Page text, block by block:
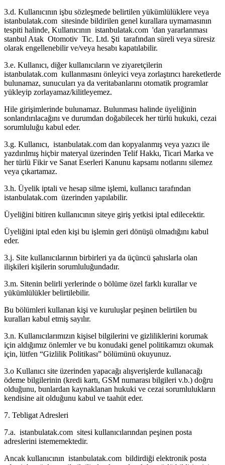
3.d. Kullanıcının işbu sözleşmede belirtilen yükümlülüklere veya
istanbulatak.com sitesinde bildirilen genel kurallara uymamasının
tespiti halinde, Kullanıcının istanbulatak.com 'dan yararlanması
stanbul Atak Otomotiv Tic. Ltd. Şti tarafından süreli veya süresiz
olarak engellenebilir ve/veya hesabı kapatılabilir.
3.e. Kullanıcı, diğer kullanıcıların ve ziyaretçilerin
istanbulatak.com kullanmasını önleyici veya zorlaştırıcı hareketlerde
bulunamaz, sunucuları ya da veritabanlarını otomatik programlar
yükleyip zorlayamaz/kilitleyemez.
Hile girişimlerinde bulunamaz. Bulunması halinde üyeliğinin
sonlandırılacağını ve durumdan doğabilecek her türlü hukuki, cezai
sorumluluğu kabul eder.
3.g. Kullanıcı, istanbulatak.com dan kopyalanmış veya yazıcı ile
yazdırılmış hiçbir materyal üzerinden Telif Hakkı, Ticari Marka ve
her türlü Fikir ve Sanat Eserleri Kanunu kapsamı notlarını silemez
veya çıkartamaz.
3.h. Üyelik iptali ve hesap silme işlemi, kullanıcı tarafından
istanbulatak.com üzerinden yapılabilir.
Üyeliğini bitiren kullanıcının siteye giriş yetkisi iptal edilecektir.
Üyeliğini iptal eden kişi bu işlemin geri dönüşü olmadığını kabul
eder.
3.j. Site kullanıcılarının birbirleri ya da üçüncü şahıslarla olan
ilişkileri kişilerin sorumluluğundadır.
3.m. Sitenin belirli yerlerinde o bölüme özel farklı kurallar ve
yükümlülükler belirtilebilir.
Bu bölümleri kullanan kişi ve kuruluşlar peşinen belirtilen bu
kuralları kabul etmiş sayılır.
3.n. Kullanıcılarımızın kişisel bilgilerini ve gizliliklerini korumak
için aldığımız önlemler ve bu konudaki genel politikamızı okumak
için, lütfen “Gizlilik Politikası” bölümünü okuyunuz.
3.o Kullanıcı site üzerinden yapacağı alışverişlerde kullanacağı
ödeme bilgilerinin (kredi kartı, GSM numarası bilgileri v.b.) doğru
olduğunu, bunlardan kaynaklanan hukuki ve cezai sorumlulukların
kendisine ait olduğunu kabul ve taahüt eder.
7. Tebligat Adresleri
7.a. istanbulatak.com sitesi kullanıcılarından peşinen posta
adreslerini istememektedir.
Ancak kullanıcının istanbulatak.com bildirdiği elektronik posta